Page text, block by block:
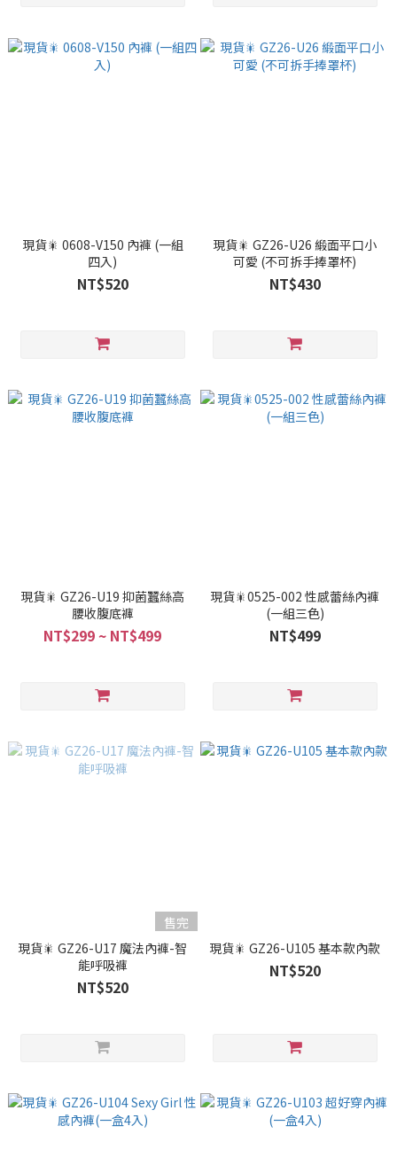
現貨🎇 0608-V150 內褲 (一組
四入)
NT$520
現貨🎇 GZ26-U26 緞面平口小
可愛 (不可拆手捧罩杯)
NT$430
現貨🎇 GZ26-U19 抑菌蠶絲高
腰收腹底褲
NT$299 ~ NT$499
現貨🎇0525-002 性感蕾絲內褲
(一組三色)
NT$499
售完
現貨🎇 GZ26-U17 魔法內褲-智
能呼吸褲
NT$520
現貨🎇 GZ26-U105 基本款內款
NT$520